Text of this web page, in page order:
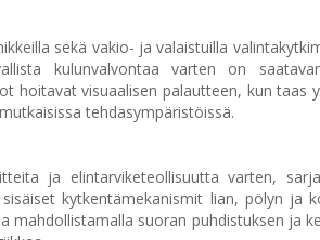
sekä vakio- ja valaistuilla
kulunvalvontaa varten on
hoitavat visuaalisen palautteen, kun taas
tehdasympäristöissä.
ja elintarviketeollisuutta varten,
kytkentämekanismit lian, pölyn ja
suoran puhdistuksen ja